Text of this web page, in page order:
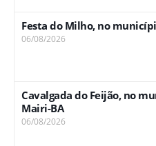
Festa do Milho, no
06/08/2026
Cavalgada do Feijão, no
Mairi-BA
06/08/2026